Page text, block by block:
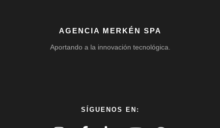
AGENCIA MERKÉN SPA
Aportando a la innovación tecnológica.
SÍGUENOS EN: